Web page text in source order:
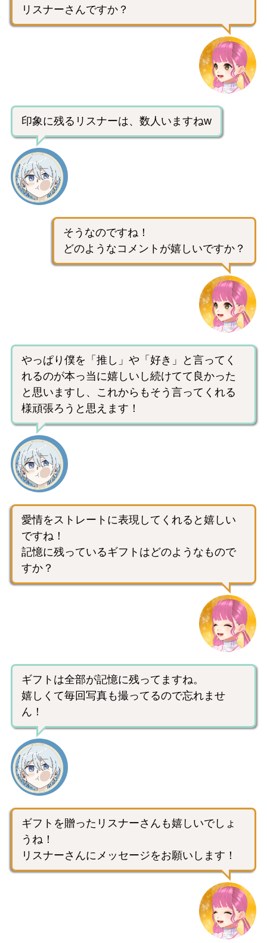
リスナーさんですか？
印象に残るリスナーは、数人いますねw
そうなのですね！
どのようなコメントが嬉しいですか？
やっぱり僕を「推し」や「好き」と言ってく
れるのが本っ当に嬉しいし続けてて良かった
と思いますし、これからもそう言ってくれる
様頑張ろうと思えます！
愛情をストレートに表現してくれると嬉しい
ですね！
記憶に残っているギフトはどのようなもので
すか？
ギフトは全部が記憶に残ってますね。
嬉しくて毎回写真も撮ってるので忘れませ
ん！
ギフトを贈ったリスナーさんも嬉しいでしょ
うね！
リスナーさんにメッセージをお願いします！